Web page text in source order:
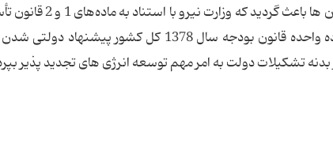
در اواخر سال 1378 حجم عملیات و تنوع
مصوب 28/11/1353 و هم چنین تبصره 2 ماده واحده قانون بودجه سال 1378 کل
بدنه تشکیلات دولت به امر مهم توسعه انرژی های تجدید پذیر